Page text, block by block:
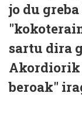
jo du
sartu dira
Akordiorik
beroak"